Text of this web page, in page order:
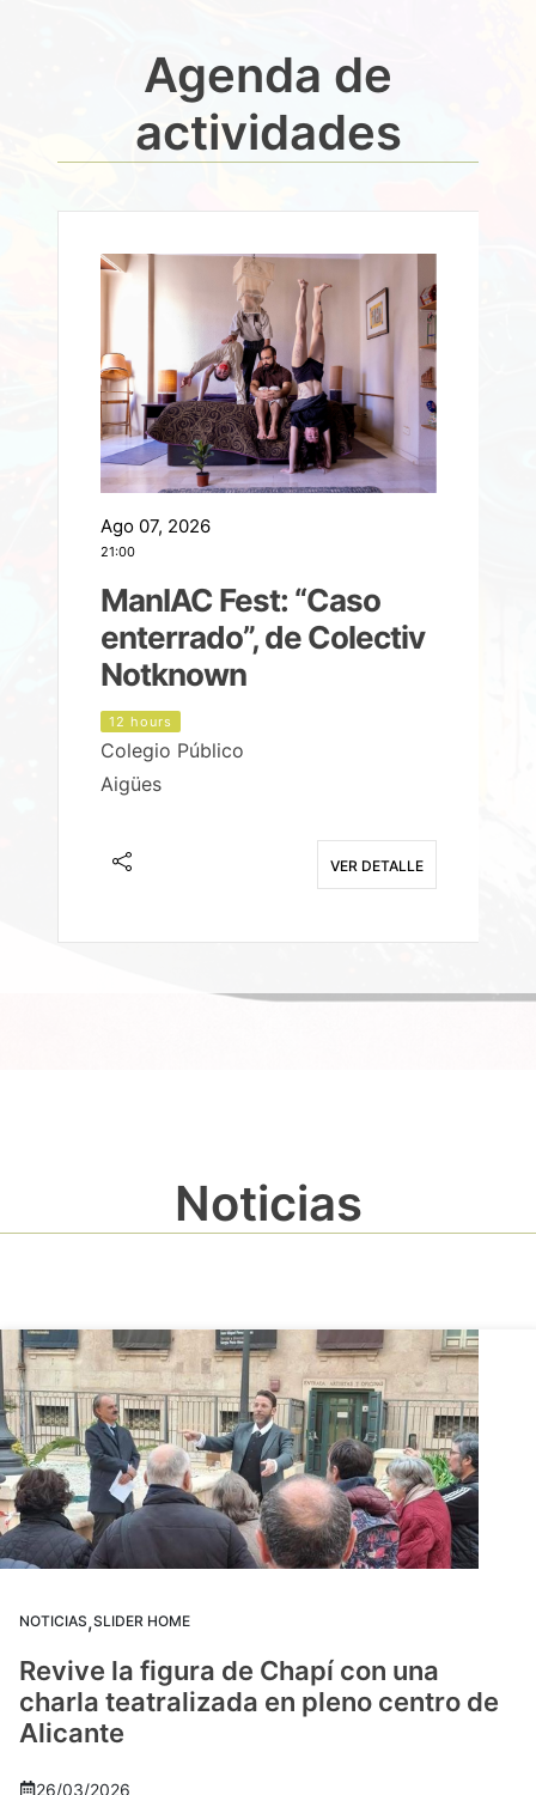
Agenda de
actividades
Ago 07, 2026
21:00
ManIAC Fest: “Caso
enterrado”, de Colectiv
Notknown
12 hours
Colegio Público
Aigües
VER DETALLE
Noticias
NOTICIAS,SLIDER HOME
Revive la figura de Chapí con una
charla teatralizada en pleno centro de
Alicante
26/03/2026